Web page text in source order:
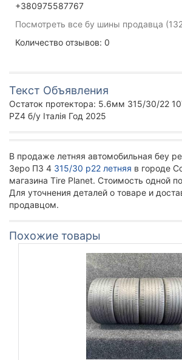
+380975587767
Посмотреть все бу шины продавца
Количество отзывов: 0
Текст Объявления
Остаток протектора: 5.6мм 315/30/22
PZ4 б/у Італія Год 2025
В продаже летняя автомобильная беу
Зеро ПЗ 4 315/30 р22 летняя в городе
магазина Tire Planet. Стоимость одной
Для уточнения деталей о товаре и
продавцом.
Похожие товары